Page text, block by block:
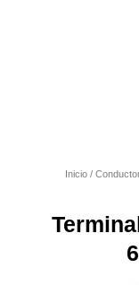
Inicio /